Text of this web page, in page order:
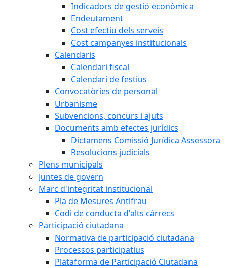
Indicadors de gestió econòmica
Endeutament
Cost efectiu dels serveis
Cost campanyes institucionals
Calendaris
Calendari fiscal
Calendari de festius
Convocatòries de personal
Urbanisme
Subvencions, concurs i ajuts
Documents amb efectes jurídics
Dictamens Comissió Jurídica Assessora
Resolucions judicials
Plens municipals
Juntes de govern
Marc d'integritat institucional
Pla de Mesures Antifrau
Codi de conducta d'alts càrrecs
Participació ciutadana
Normativa de participació ciutadana
Processos participatius
Plataforma de Participació Ciutadana